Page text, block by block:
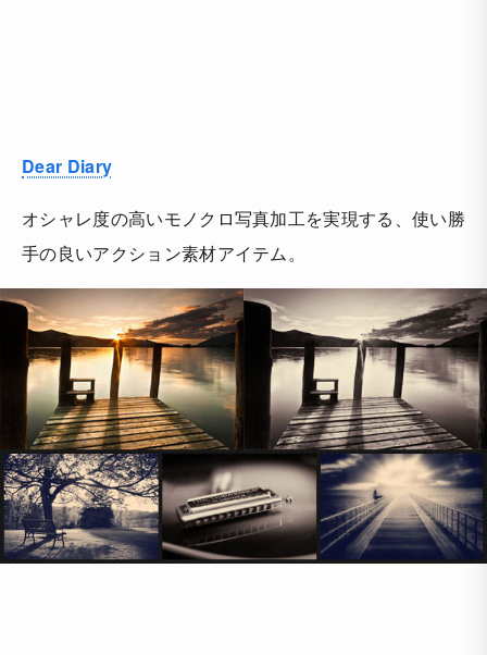
Dear Diary
オシャレ度の高いモノクロ写真加工を実現する、使い勝
手の良いアクション素材アイテム。